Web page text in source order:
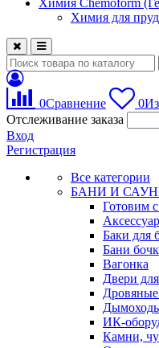
Химия Chemoform
Химия для
0Сравнение 0
Отслеживание заказа
Вход
Регистрация
Все категории
БАНИ И
Готовим
Баки для
Бани
Вагонка
Двери
ИК-
Камни,